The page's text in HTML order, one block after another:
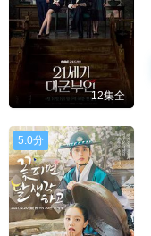
12集全
5.0分